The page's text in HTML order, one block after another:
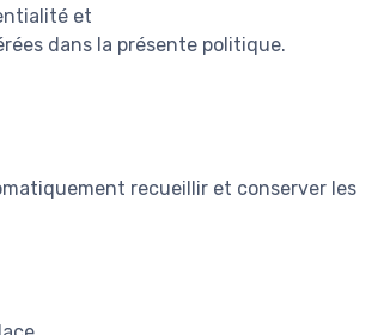
et
dans la présente politique.
recueillir et conserver les